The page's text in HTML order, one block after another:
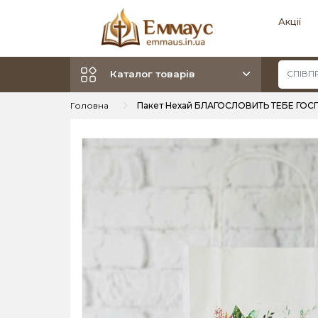
Акції
Каталог товарів
Головна Пакет Нехай БЛАГОСЛОВИТЬ ТЕБЕ